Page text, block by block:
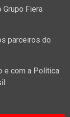
Fiera
parceiros do
e com a Política